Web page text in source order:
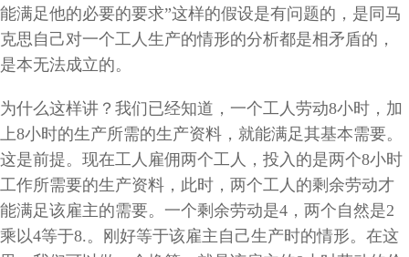
能满足他的必要的要求”这样的假设是有问题的，是同马
克思自己对一个工人生产的情形的分析都是相矛盾的，
是本无法成立的。
为什么这样讲？我们已经知道，一个工人劳动8小时，加
上8小时的生产所需的生产资料，就能满足其基本需要。
这是前提。现在工人雇佣两个工人，投入的是两个8小时
工作所需要的生产资料，此时，两个工人的剩余劳动才
能满足该雇主的需要。一个剩余劳动是4 ，两个自然是2
乘以4等于8. 。刚好等于该雇主自己生产时的情形。在这